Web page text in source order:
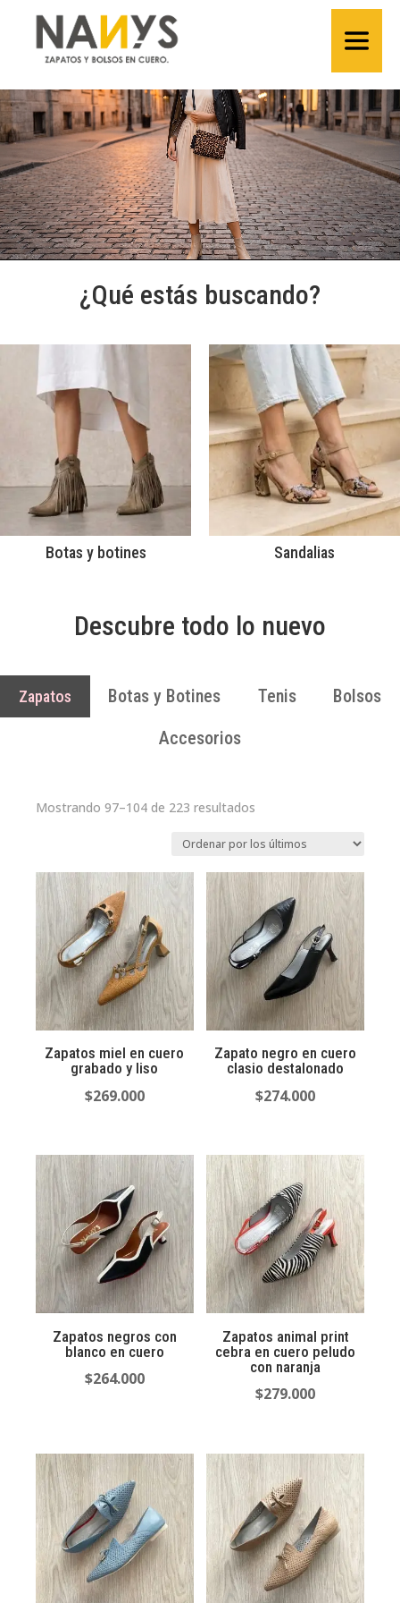
¿Qué estás buscando?
Botas y botines Sandalias
Descubre todo lo nuevo
Zapatos Botas y Botines Tenis
Bolsos
Accesorios
Mostrando 97–104 de 223 resultados
Zapatos miel en cuero
grabado y liso
$269.000
Zapato negro en cuero
clasio destalonado
$274.000
Zapatos negros con
blanco en cuero
$264.000
Zapatos animal print
cebra en cuero peludo
con naranja
$279.000